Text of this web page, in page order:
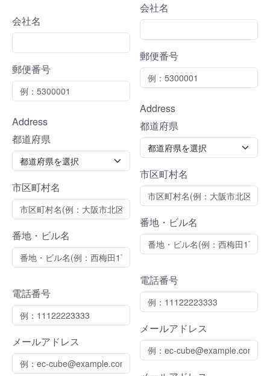
会社名
郵便番号
Address
都道府県
市区町村名
番地・ビル名
電話番号
メールアドレス
会社名
郵便番号
Address
都道府県
市区町村名
番地・ビル名
電話番号
メールアドレス